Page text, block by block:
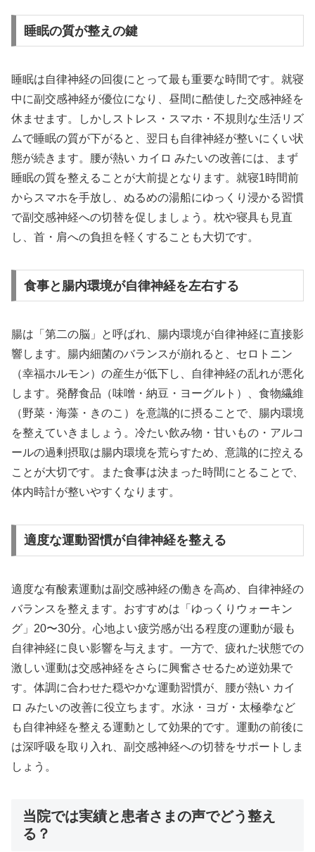
睡眠の質が整えの鍵
睡眠は自律神経の回復にとって最も重要な時間です。就寝
中に副交感神経が優位になり、昼間に酷使した交感神経を
休ませます。しかしストレス・スマホ・不規則な生活リズ
ムで睡眠の質が下がると、翌日も自律神経が整いにくい状
態が続きます。腰が熱い カイロ みたいの改善には、まず
睡眠の質を整えることが大前提となります。就寝1時間前
からスマホを手放し、ぬるめの湯船にゆっくり浸かる習慣
で副交感神経への切替を促しましょう。枕や寝具も見直
し、首・肩への負担を軽くすることも大切です。
食事と腸内環境が自律神経を左右する
腸は「第二の脳」と呼ばれ、腸内環境が自律神経に直接影
響します。腸内細菌のバランスが崩れると、セロトニン
（幸福ホルモン）の産生が低下し、自律神経の乱れが悪化
します。発酵食品（味噌・納豆・ヨーグルト）、食物繊維
（野菜・海藻・きのこ）を意識的に摂ることで、腸内環境
を整えていきましょう。冷たい飲み物・甘いもの・アルコ
ールの過剰摂取は腸内環境を荒らすため、意識的に控える
ことが大切です。また食事は決まった時間にとることで、
体内時計が整いやすくなります。
適度な運動習慣が自律神経を整える
適度な有酸素運動は副交感神経の働きを高め、自律神経の
バランスを整えます。おすすめは「ゆっくりウォーキン
グ」20〜30分。心地よい疲労感が出る程度の運動が最も
自律神経に良い影響を与えます。一方で、疲れた状態での
激しい運動は交感神経をさらに興奮させるため逆効果で
す。体調に合わせた穏やかな運動習慣が、腰が熱い カイ
ロ みたいの改善に役立ちます。水泳・ヨガ・太極拳など
も自律神経を整える運動として効果的です。運動の前後に
は深呼吸を取り入れ、副交感神経への切替をサポートしま
しょう。
当院では実績と患者さまの声でどう整え
る？